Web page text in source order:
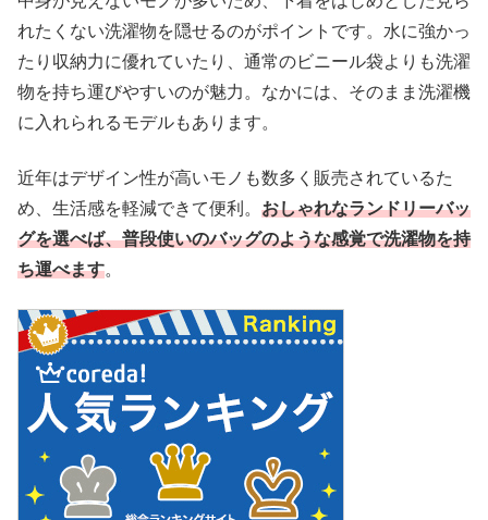
れたくない洗濯物を隠せるのがポイントです。水に強かっ
たり収納力に優れていたり、通常のビニール袋よりも洗濯
物を持ち運びやすいのが魅力。なかには、そのまま洗濯機
に入れられるモデルもあります。
近年はデザイン性が高いモノも数多く販売されているた
め、生活感を軽減できて便利。 おしゃれなランドリーバッ
グを選べば、普段使いのバッグのような感覚で洗濯物を持
ち運べます。